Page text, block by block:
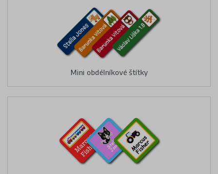
Mini obdélníkové štítky